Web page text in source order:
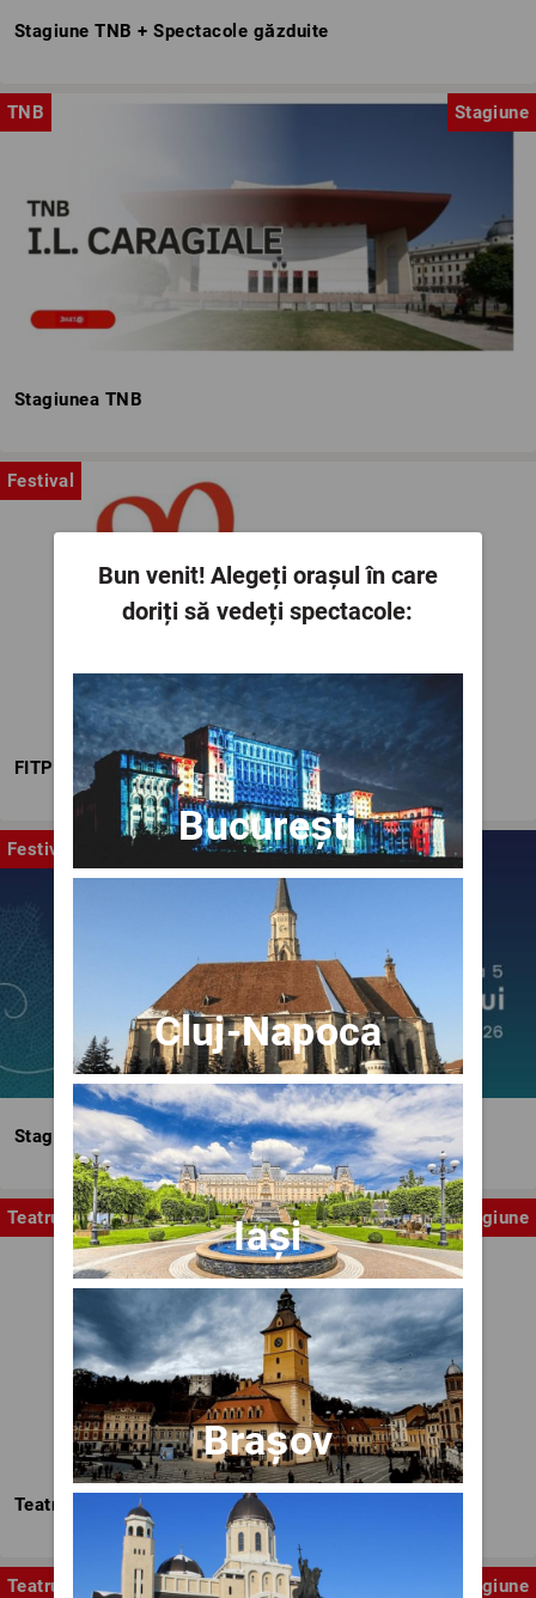
Stagiune TNB + Spectacole găzduite
TNB Stagiune
Stagiunea TNB
Festival
FITPTI
Festival
Stagiunea Estivală a Artelor Spectacolului
Teatru Stagiune
Teatrul Nottara
Teatru Stagiune
Bun venit!Alegeți orașul în care
doriți să vedeți spectacole:
București
Cluj-Napoca
Iași
Brașov